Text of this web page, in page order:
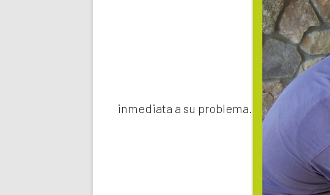
inmediata a su problema.